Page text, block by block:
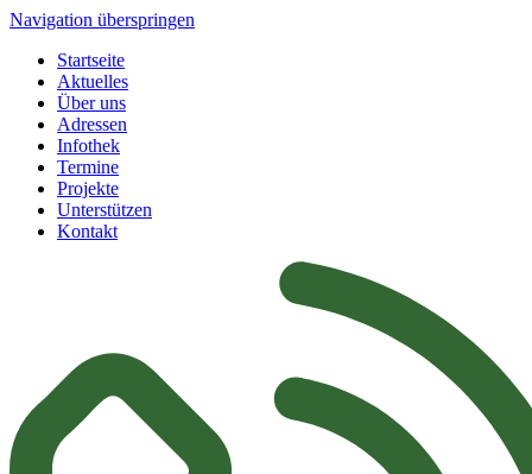
Navigation überspringen
Startseite
Aktuelles
Über uns
Adressen
Infothek
Termine
Projekte
Unterstützen
Kontakt